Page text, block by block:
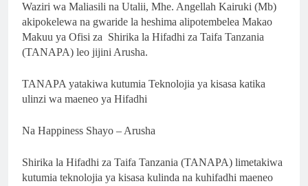
Waziri wa Maliasili na Utalii, Mhe. Angellah Kairuki (Mb)
akipokelewa na gwaride la heshima alipotembelea Makao
Makuu ya Ofisi za Shirika la Hifadhi za Taifa Tanzania
(TANAPA) leo jijini Arusha.
TANAPA yatakiwa kutumia Teknolojia ya kisasa katika
ulinzi wa maeneo ya Hifadhi
Na Happiness Shayo – Arusha
Shirika la Hifadhi za Taifa Tanzania (TANAPA) limetakiwa
kutumia teknolojia ya kisasa kulinda na kuhifadhi maeneo